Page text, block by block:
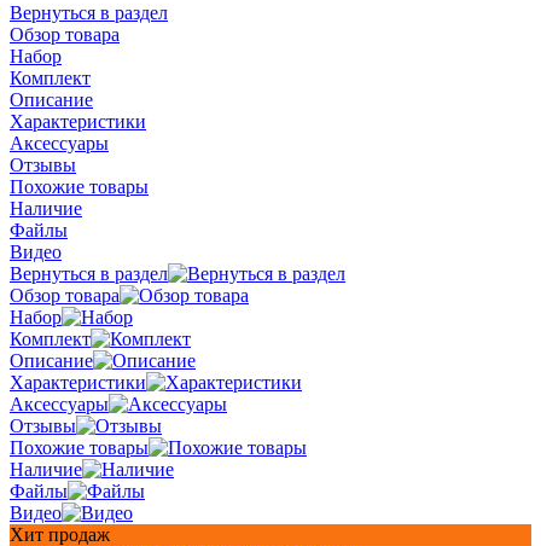
Вернуться в раздел
Обзор товара
Набор
Комплект
Описание
Характеристики
Аксессуары
Отзывы
Похожие товары
Наличие
Файлы
Видео
Вернуться в раздел
Обзор товара
Набор
Комплект
Описание
Характеристики
Аксессуары
Отзывы
Похожие товары
Наличие
Файлы
Видео
Хит продаж